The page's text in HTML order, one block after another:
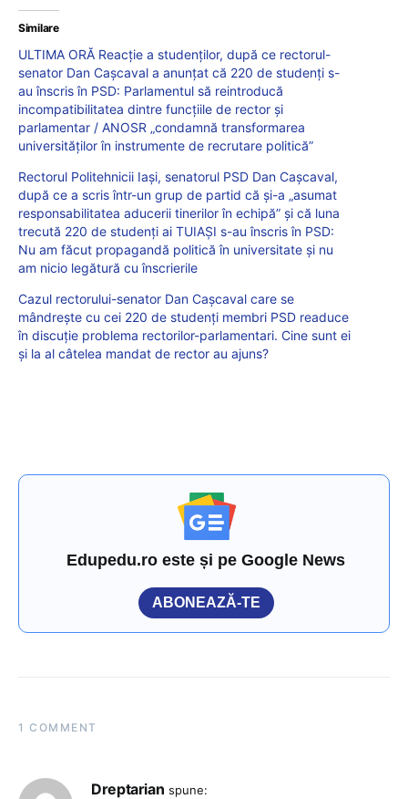
Similare
ULTIMA ORĂ Reacție a studenților, după ce rectorul-
senator Dan Cașcaval a anunțat că 220 de studenți s-
au înscris în PSD: Parlamentul să reintroducă
incompatibilitatea dintre funcțiile de rector și
parlamentar / ANOSR „condamnă transformarea
universităților în instrumente de recrutare politică”
Rectorul Politehnicii Iași, senatorul PSD Dan Cașcaval,
după ce a scris într-un grup de partid că și-a „asumat
responsabilitatea aducerii tinerilor în echipă” și că luna
trecută 220 de studenți ai TUIAȘI s-au înscris în PSD:
Nu am făcut propagandă politică în universitate și nu
am nicio legătură cu înscrierile
Cazul rectorului-senator Dan Cașcaval care se
mândrește cu cei 220 de studenți membri PSD readuce
în discuție problema rectorilor-parlamentari. Cine sunt ei
și la al câtelea mandat de rector au ajuns?
Edupedu.ro este și pe Google News
ABONEAZĂ-TE
1 COMMENT
Dreptarian spune: